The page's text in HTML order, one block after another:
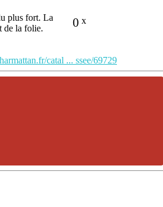
0 x
plus fort. La
de la folie.
catal ... ssee/69729